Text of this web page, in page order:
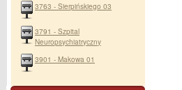
3763 - Sierpińskiego 03
3791 - Szpital
Neuropsychiatryczny
3901 - Makowa 01